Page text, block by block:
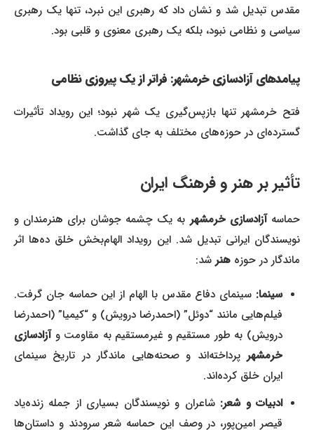
مقدس تبدیل شد و نشان داد که رهبری این نبرد، تنها یک رهبری
سیاسی و نظامی نبود، بلکه یک رهبری معنوی و قلبی بود.
پیامدهای آزادسازی خرمشهر: فراتر از یک پیروزی نظامی
فتح خرمشهر تنها بازپس‌گیری یک شهر نبود؛ این رویداد تأثیرات
گسترده‌ای در حوزه‌های مختلف به جای گذاشت.
تأثیر بر هنر و فرهنگ ایران
حماسهآزادسازی خرمشهربه یک چشمه جوشان برای هنرمندان و
نویسندگان ایرانی تبدیل شد. این رویداد الهام‌بخش خلق ده‌ها اثر
ماندگار در حوزه هنرشد:
سینما: سینمای دفاع مقدس با الهام از این حماسه جان گرفت.
فیلم‌هایی مانند “دوئل” (احمدرضا درویش) و “کیمیا” (احمدرضا
درویش) به طور مستقیم و غیرمستقیم به مقاومت وآزادسازی
خرمشهرپرداخته‌اند و صحنه‌هایی ماندگار در تاریخ سینمای
ایران خلق کرده‌اند.
ادبیات و شعر: شاعران و نویسندگان بسیاری از جمله زنده‌یاد
قیصر امین‌پور، در وصف این حماسه شعر سرودند و داستان‌ها